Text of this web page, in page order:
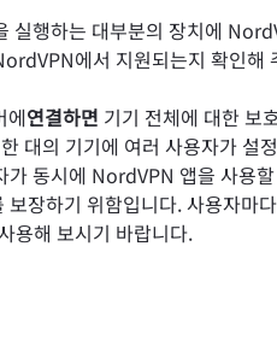
실행하는 대부분의 장치에
에서 지원되는지 확인해
에연결하면 기기 전체에 대한 보
대의 기기에 여러 사용자가 설
가 동시에 NordVPN 앱을 사용
장하기 위함입니다. 사용자마
용해 보시기 바랍니다.